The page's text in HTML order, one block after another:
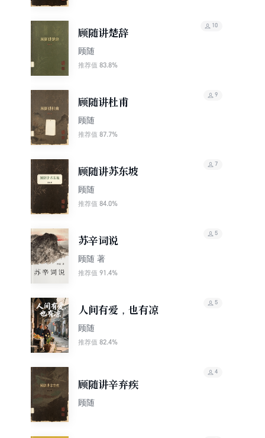
顾随讲楚辞
顾随
推荐值 83.8%
10
顾随讲杜甫
顾随
推荐值 87.7%
9
顾随讲苏东坡
顾随
推荐值 84.0%
7
苏辛词说
顾随 著
推荐值 91.4%
5
人间有爱，也有凉
顾随
推荐值 82.4%
5
顾随讲辛弃疾
顾随
4